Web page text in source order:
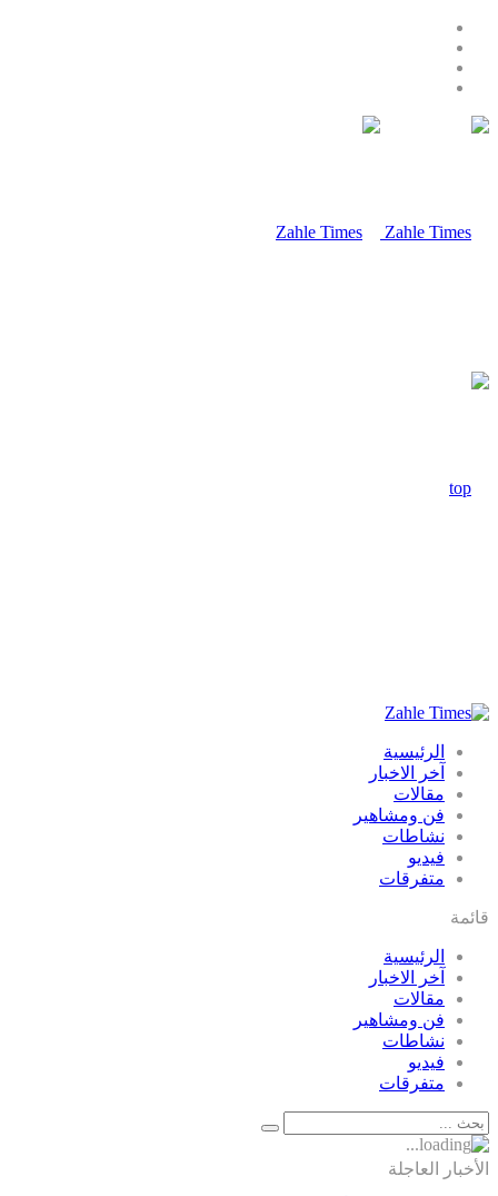
الرئيسية
آخر الاخبار
مقالات
فن ومشاهير
نشاطات
فيديو
متفرقات
قائمة
الرئيسية
آخر الاخبار
مقالات
فن ومشاهير
نشاطات
فيديو
متفرقات
الأخبار العاجلة